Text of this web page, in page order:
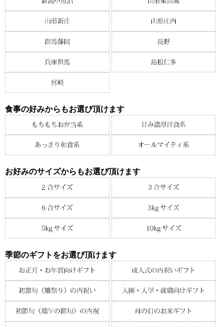
食事の好みからもお選び頂けます
お好みのサイズからもお選び頂けます
季節のギフトをお選び頂けます